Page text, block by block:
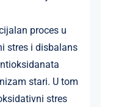
proces u
stres i disbalans
stari. U tom
stres